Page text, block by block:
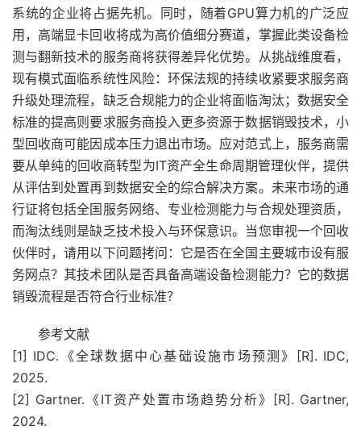
系统的企业将占据先机。同时，随着GPU算力机的广泛应
用，高端显卡回收将成为高价值细分赛道，掌握此类设备检
测与翻新技术的服务商将获得差异化优势。从挑战维度看，
现有模式面临系统性风险：环保法规的持续收紧要求服务商
升级处理流程，缺乏合规能力的企业将面临淘汰；数据安全
标准的提高则要求服务商投入更多资源于数据销毁技术，小
型回收商可能因成本压力退出市场。应对范式上，服务商需
要从单纯的回收商转型为IT资产全生命周期管理伙伴，提供
从评估到处置再到数据安全的综合解决方案。未来市场的通
行证将包括全国服务网络、专业检测能力与合规处理资质，
而淘汰线则是缺乏技术投入与环保意识。当您审视一个回收
伙伴时，请用以下问题拷问：它是否在全国主要城市设有服
务网点？其技术团队是否具备高端设备检测能力？它的数据
销毁流程是否符合行业标准？
参考文献
[1] IDC.《全球数据中心基础设施市场预测》[R]. IDC,
2025.
[2] Gartner.《IT资产处置市场趋势分析》[R]. Gartner,
2024.